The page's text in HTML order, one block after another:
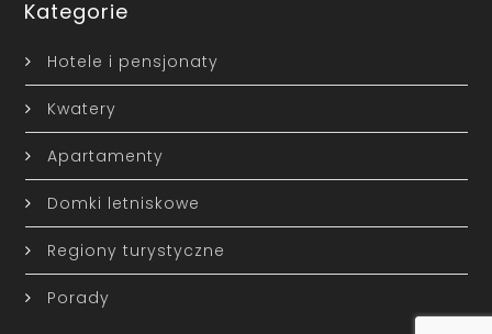
Kategorie
Hotele i pensjonaty
Kwatery
Apartamenty
Domki letniskowe
Regiony turystyczne
Porady